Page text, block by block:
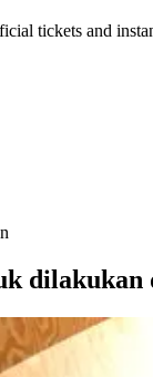
tickets and